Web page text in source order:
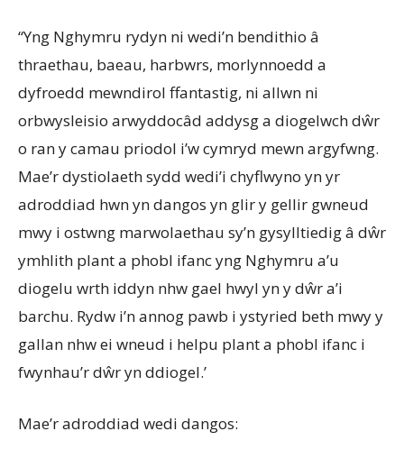
“Yng Nghymru rydyn ni wedi’n bendithio â
thraethau, baeau, harbwrs, morlynnoedd a
dyfroedd mewndirol ffantastig, ni allwn ni
orbwysleisio arwyddocâd addysg a diogelwch dŵr
o ran y camau priodol i’w cymryd mewn argyfwng.
Mae’r dystiolaeth sydd wedi’i chyflwyno yn yr
adroddiad hwn yn dangos yn glir y gellir gwneud
mwy i ostwng marwolaethau sy’n gysylltiedig â dŵr
ymhlith plant a phobl ifanc yng Nghymru a’u
diogelu wrth iddyn nhw gael hwyl yn y dŵr a’i
barchu. Rydw i’n annog pawb i ystyried beth mwy y
gallan nhw ei wneud i helpu plant a phobl ifanc i
fwynhau’r dŵr yn ddiogel.’
Mae’r adroddiad wedi dangos: